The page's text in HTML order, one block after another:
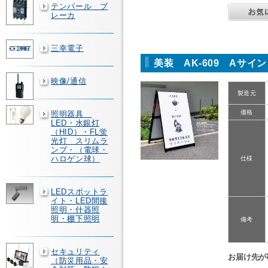
テンパール ブ
レーカ
三幸電子
映像/通信
照明器具
LED・水銀灯
（HID）・FL蛍
光灯 スリムラ
ンプ・（電球・
ハロゲン球）
LEDスポットラ
イト・LED間接
照明・什器照
明・棚下照明
セキュリティ
（防災用品・安
美装 AK-609 Aサイン
製造元
価格
仕様
備考
お届け先